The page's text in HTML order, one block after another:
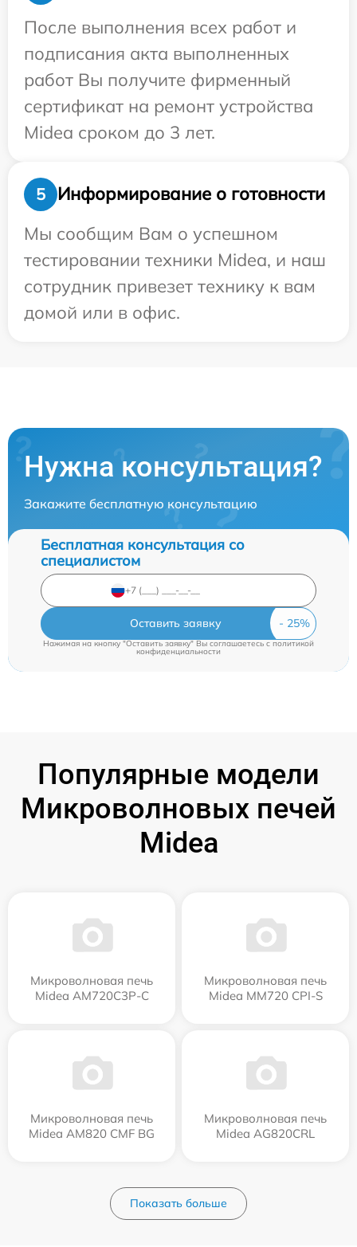
После выполнения всех работ и
подписания акта выполненных
работ Вы получите фирменный
сертификат на ремонт устройства
Midea сроком до 3 лет.
5
Информирование о готовности
Мы сообщим Вам о успешном
тестировании техники Midea, и наш
сотрудник привезет технику к вам
домой или в офис.
Нужна консультация?
Закажите бесплатную консультацию
Бесплатная консультация со
специалистом
Оставить заявку
Нажимая на кнопку "Оставить заявку" Вы соглашаетесь cполитикой
конфиденциальности
Популярные модели
Микроволновых печей
Midea
Микроволновая печь
Midea AM720C3P-C
Микроволновая печь
Midea MM720 CPI-S
Микроволновая печь
Midea AM820 CMF BG
Микроволновая печь
Midea AG820CRL
Показать больше